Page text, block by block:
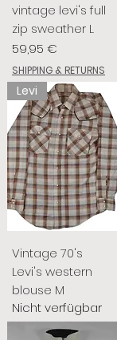
vintage levi's full
zip sweather L
Preis
59,95 €
SHIPPING & RETURNS
Levi
Vintage 70's
Levi's western
blouse M
Nicht verfügbar